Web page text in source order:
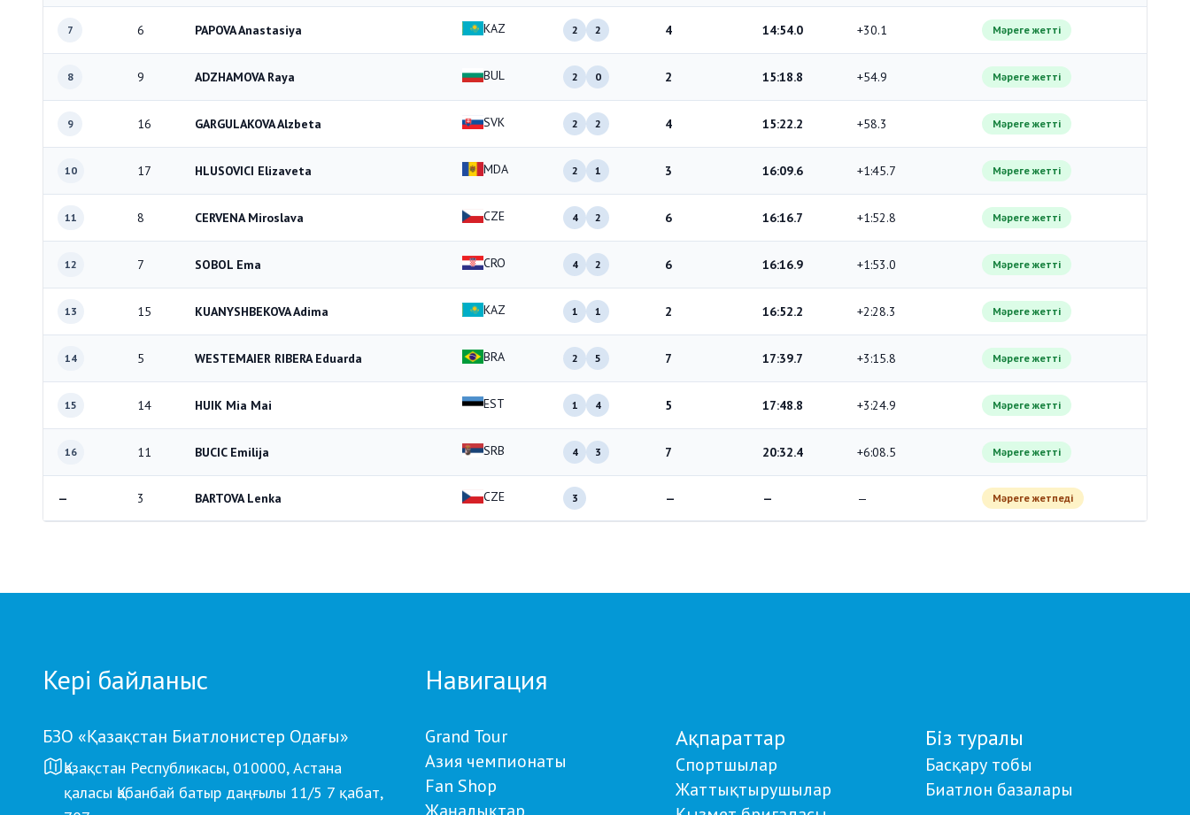
7 6 PAPOVA Anastasiya KAZ 2 2 4 14:54.0 +30.1 Мәреге жетті
8 9 ADZHAMOVA Raya BUL 2 0 2 15:18.8 +54.9 Мәреге жетті
9 16 GARGULAKOVA Alzbeta SVK 2 2 4 15:22.2 +58.3 Мәреге жетті
10 17 HLUSOVICI Elizaveta MDA 2 1 3 16:09.6 +1:45.7 Мәреге жетті
11 8 CERVENA Miroslava CZE 4 2 6 16:16.7 +1:52.8 Мәреге жетті
12 7 SOBOL Ema CRO 4 2 6 16:16.9 +1:53.0 Мәреге жетті
13 15 KUANYSHBEKOVA Adima KAZ 1 1 2 16:52.2 +2:28.3 Мәреге жетті
14 5 WESTEMAIER RIBERA Eduarda BRA 2 5 7 17:39.7 +3:15.8 Мәреге жетті
15 14 HUIK Mia Mai EST 1 4 5 17:48.8 +3:24.9 Мәреге жетті
16 11 BUCIC Emilija SRB 4 3 7 20:32.4 +6:08.5 Мәреге жетті
— 3 BARTOVA Lenka CZE 3 — — — Мәреге жетпеді
Кері байланыс
БЗО «Қазақстан Биатлонистер Одағы»
Қазақстан Республикасы, 010000, Астана
қаласы Қабанбай батыр даңғылы 11/5 7 қабат,
Навигация
Grand Tour
Азия чемпионаты
Fan Shop
Ақпараттар
Спортшылар
Жаттықтырушылар
Біз туралы
Басқару тобы
Биатлон базалары